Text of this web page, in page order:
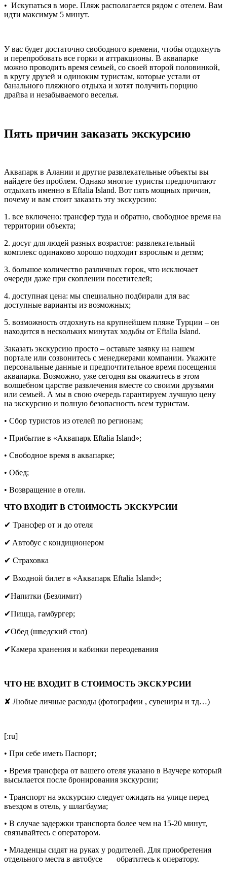
• Искупаться в море. Пляж располагается рядом с отелем. Вам
идти максимум 5 минут.
У вас будет достаточно свободного времени, чтобы отдохнуть
и перепробовать все горки и аттракционы. В аквапарке
можно проводить время семьей, со своей второй половинкой,
в кругу друзей и одиноким туристам, которые устали от
банального пляжного отдыха и хотят получить порцию
драйва и незабываемого веселья.
Пять причин заказать экскурсию
Аквапарк в Алании и другие развлекательные объекты вы
найдете без проблем. Однако многие туристы предпочитают
отдыхать именно в Eftalia Island. Вот пять мощных причин,
почему и вам стоит заказать эту экскурсию:
1. все включено: трансфер туда и обратно, свободное время на
территории объекта;
2. досуг для людей разных возрастов: развлекательный
комплекс одинаково хорошо подходит взрослым и детям;
3. большое количество различных горок, что исключает
очереди даже при скоплении посетителей;
4. доступная цена: мы специально подбирали для вас
доступные варианты из возможных;
5. возможность отдохнуть на крупнейшем пляже Турции – он
находится в нескольких минутах ходьбы от Eftalia Island.
Заказать экскурсию просто – оставьте заявку на нашем
портале или созвонитесь с менеджерами компании. Укажите
персональные данные и предпочтительное время посещения
аквапарка. Возможно, уже сегодня вы окажитесь в этом
волшебном царстве развлечения вместе со своими друзьями
или семьей. А мы в свою очередь гарантируем лучшую цену
на экскурсию и полную безопасность всем туристам.
• Сбор туристов из отелей по регионам;
• Прибытие в «Аквапарк Eftalia Island»;
• Свободное время в аквапарке;
• Обед;
• Возвращение в отели.
ЧТО ВХОДИТ В СТОИМОСТЬ ЭКСКУРСИИ
✔ Трансфер от и до отеля
✔ Aвтобус с кондиционером
✔ Страховка
✔ Входной билет в «Аквапарк Eftalia Island»;
✔Напитки (Безлимит)
✔Пицца, гамбургер;
✔Обед (шведский стол)
✔Камера хранения и кабинки переодевания
ЧТО НЕ ВХОДИТ В СТОИМОСТЬ ЭКСКУРСИИ
✘ Любые личные расходы (фотографии , сувениры и тд…)
[:ru]
• При себе иметь Паспорт;
• Время трансфера от вашего отеля указано в Ваучере который
высылается после бронирования экскурсии;
• Транспорт на экскурсию следует ожидать на улице перед
въездом в отель, у шлагбаума;
• В случае задержки транспорта более чем на 15-20 минут,
связывайтесь с оператором.
• Младенцы сидят на руках у родителей. Для приобретения
отдельного места в автобусе обратитесь к оператору.